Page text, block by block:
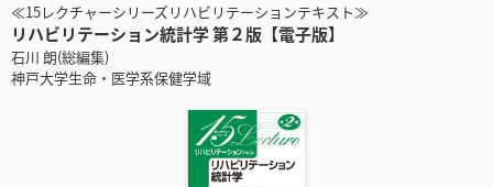
≪15レクチャーシリーズリハビリテーションテキスト≫
リハビリテーション統計学 第２版【電子版】
石川 朗(総編集)
神戸大学生命・医学系保健学域